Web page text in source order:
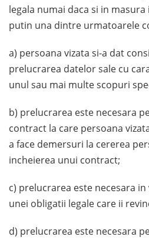
legala numai daca si in masura
putin una dintre urmatoarele
a) persoana vizata si-a dat
prelucrarea datelor sale cu
unul sau mai multe scopuri
b) prelucrarea este necesara
contract la care persoana
a face demersuri la cererea
incheierea unui contract;
c) prelucrarea este necesara
unei obligatii legale care ii
d) prelucrarea este necesara